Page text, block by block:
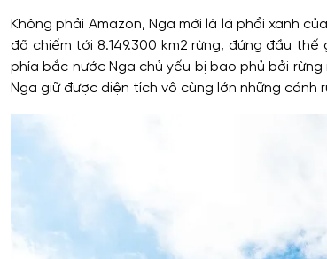
Không phải Amazon, Nga mới là lá phổi xanh
đã chiếm tới 8.149.300 km2 rừng, đứng đầu
phía bắc nước Nga chủ yếu bị bao phủ bởi
Nga giữ được diện tích vô cùng lớn những